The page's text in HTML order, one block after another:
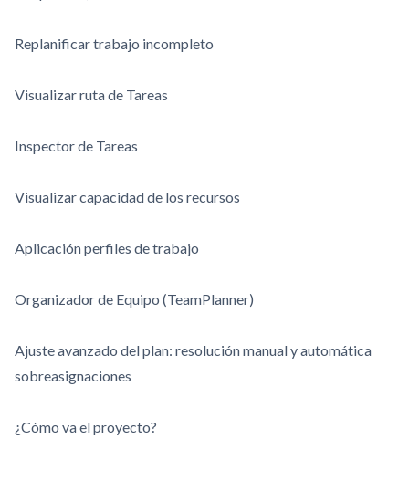
Replanificar trabajo incompleto
Visualizar ruta de Tareas
Inspector de Tareas
Visualizar capacidad de los recursos
Aplicación perfiles de trabajo
Organizador de Equipo (TeamPlanner)
Ajuste avanzado del plan: resolución manual y automática
sobreasignaciones
¿Cómo va el proyecto?